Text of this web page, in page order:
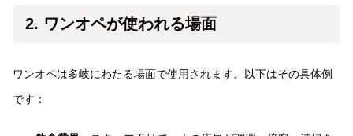
2. ワンオペが使われる場面
ワンオペは多岐にわたる場面で使用されます。以下はその具体例
です：